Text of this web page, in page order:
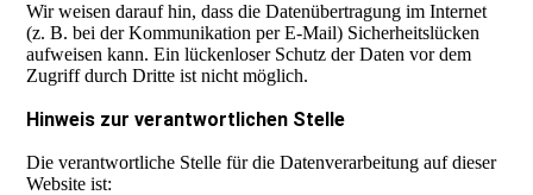
Wir weisen darauf hin, dass die Datenübertragung im Internet
(z. B. bei der Kommunikation per E-Mail) Sicherheitslücken
aufweisen kann. Ein lückenloser Schutz der Daten vor dem
Zugriff durch Dritte ist nicht möglich.
Hinweis zur verantwortlichen Stelle
Die verantwortliche Stelle für die Datenverarbeitung auf dieser
Website ist: